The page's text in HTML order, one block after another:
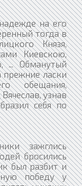
на его
тогда в
Князя,
Киевскою,
... Обманутый
ласки
обещания,
узнав
себя по
зажглись
бросились
был разбит и
победу у